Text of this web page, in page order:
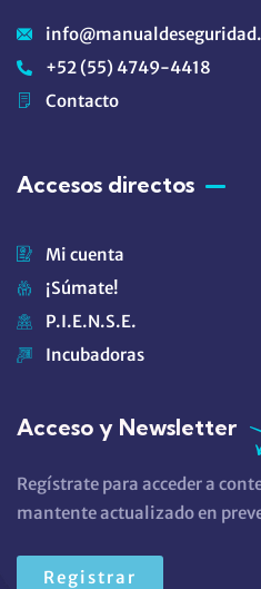
+52 (55) 4749-4418
Contacto
Accesos directos
Mi cuenta
¡Súmate!
P.I.E.N.S.E.
Incubadoras
Acceso y Newsletter
Regístrate para acceder a
mantente actualizado en
Registrar